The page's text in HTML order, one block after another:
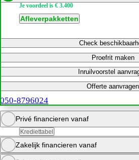
Je voordeel is € 3.400
Afleverpakketten
Check
Proefrit maken
Inruilvoorstel
Offerte aanvragen
050-8796024
Privé financieren vanaf
Krediettabel
Bereken
Zakelijk financieren vanaf